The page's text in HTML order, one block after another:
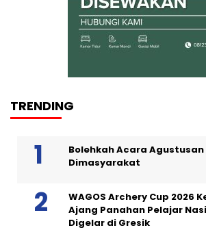
TRENDING
Bolehkah Acara
Dimasyarakat
WAGOS Archery Cup 2026
Ajang Panahan Pelajar
Digelar di Gresik